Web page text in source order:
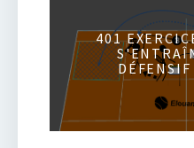
401
DÉFENSIF